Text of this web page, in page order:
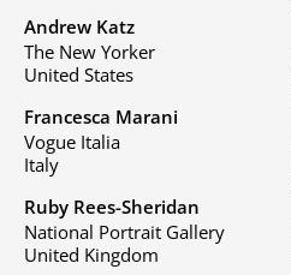
Andrew Katz
The New Yorker
United States
Francesca Marani
Vogue Italia
Italy
Ruby Rees-Sheridan
National Portrait Gallery
United Kingdom